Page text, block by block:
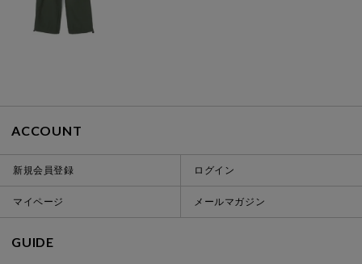
ACCOUNT
新規会員登録 ログイン
マイページ メールマガジン
GUIDE